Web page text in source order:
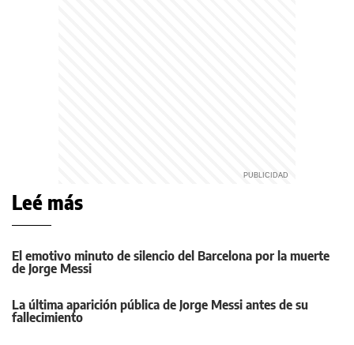
Leé más
El emotivo minuto de silencio del Barcelona por la muerte
de Jorge Messi
La última aparición pública de Jorge Messi antes de su
fallecimiento